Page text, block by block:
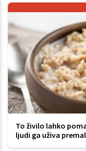
To živilo lahko
ljudi ga uživa